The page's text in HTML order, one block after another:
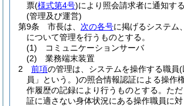
票(様式第4号)により照会請求者に通知す
(管理及び運営)
第9条
市長は、 次の各号に掲げるシステム
について管理を行うものとする。
(1)
コミュニケーションサーバ
(2)
業務端末装置
2
前項の管理は、システムを操作する職員(
員」という。)の照合情報認証による操作
作履歴の記録により行うものとする。 た
証に適さない身体状況にある操作職員に